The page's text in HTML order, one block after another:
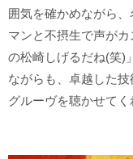
囲気を確かめながら
マンと不摂生で声が
の松崎しげるだね(笑)
ながらも、卓越した
グルーヴを聴かせてく